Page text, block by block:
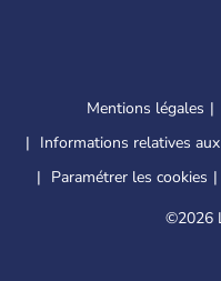
Mentions légales
Informations relatives
Paramétrer les cookies
©2026